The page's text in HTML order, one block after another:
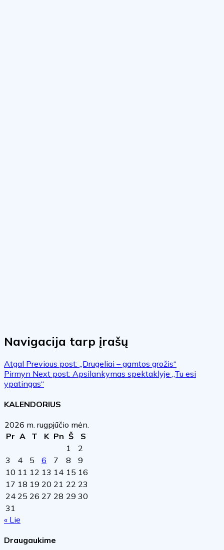
Navigacija tarp įrašų
Atgal Previous post: „Drugeliai – gamtos grožis“
Pirmyn Next post: Apsilankymas spektaklyje „Tu esi
ypatingas“
KALENDORIUS
2026 m. rugpjūčio mėn.
Pr A T K Pn Š
S
1
2
3
4 5 6 7 8
9
10 11 12 13 14 15 16
17 18 19 20 21 22 23
24 25 26 27 28 29 30
31
« Lie
Draugaukime